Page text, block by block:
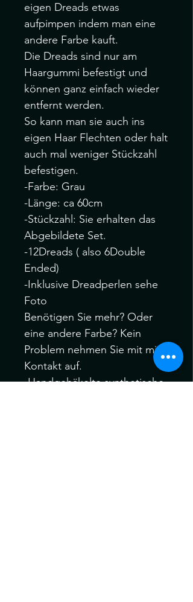
eigen Dreads etwas
aufpimpen indem man eine
andere Farbe kauft.
Die Dreads sind nur am
Haargummi befestigt und
können ganz einfach wieder
entfernt werden.
So kann man sie auch ins
eigen Haar Flechten oder halt
auch mal weniger Stückzahl
befestigen.
-Farbe: Grau
-Länge: ca 60cm
-Stückzahl: Sie erhalten das
Abgebildete Set.
-12Dreads ( also 6Double
Ended)
-Inklusive Dreadperlen sehe
Foto
Benötigen Sie mehr? Oder
eine andere Farbe? Kein
Problem nehmen Sie mit mir
Kontakt auf.
-Handgehäkelte synthetische